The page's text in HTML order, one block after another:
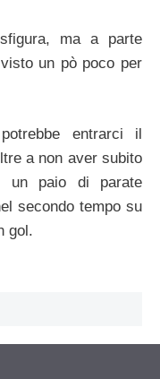
ma a parte
un pò poco per
entrarci il
a non aver subito
un paio di parate
secondo tempo su
gol.